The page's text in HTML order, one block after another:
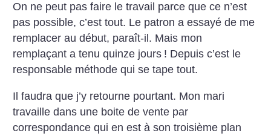
On ne peut pas faire le travail parce que ce n’est
pas possible, c’est tout. Le patron a essayé de me
remplacer au début, paraît-il. Mais mon
remplaçant a tenu quinze jours ! Depuis c’est le
responsable méthode qui se tape tout.
Il faudra que j’y retourne pourtant. Mon mari
travaille dans une boite de vente par
correspondance qui en est à son troisième plan